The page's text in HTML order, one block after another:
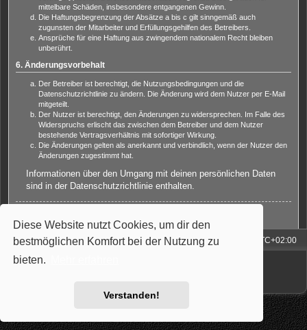
Diese Website nutzt Cookies, um dir den
bestmöglichen Komfort bei der Nutzung zu
bieten.
Verstanden!
mittelbare Schäden, insbesondere entgangenen Gewinn.
Die Haftungsbegrenzung der Absätze a bis c gilt sinngemäß auch
zugunsten der Mitarbeiter und Erfüllungsgehilfen des Betreibers.
Ansprüche für eine Haftung aus zwingendem nationalem Recht bleiben
unberührt.
6. Änderungsvorbehalt
Der Betreiber ist berechtigt, die Nutzungsbedingungen und die
Datenschutzrichtlinie zu ändern. Die Änderung wird dem Nutzer per E-Mail
mitgeteilt.
Der Nutzer ist berechtigt, den Änderungen zu widersprechen. Im Falle des
Widerspruchs erlischt das zwischen dem Betreiber und dem Nutzer
bestehende Vertragsverhältnis mit sofortiger Wirkung.
Die Änderungen gelten als anerkannt und verbindlich, wenn der Nutzer den
Änderungen zugestimmt hat.
Informationen über den Umgang mit deinen persönlichen Daten
sind in der Datenschutzrichtlinie enthalten.
Foren-Übersicht Alle Zeiten sind UTC+02:00
Powered by
Deutsche Übersetzung durch